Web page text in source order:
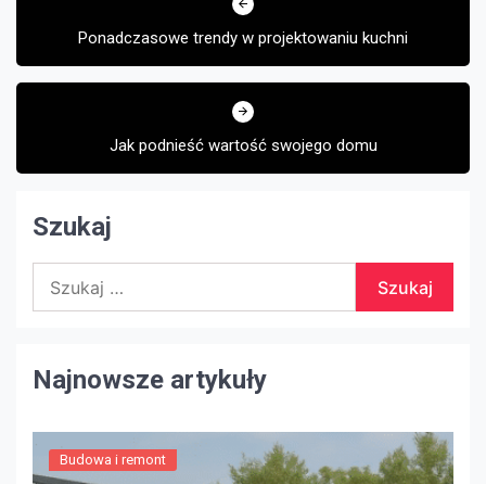
Ponadczasowe trendy w projektowaniu kuchni
Jak podnieść wartość swojego domu
Szukaj
Najnowsze artykuły
Budowa i remont